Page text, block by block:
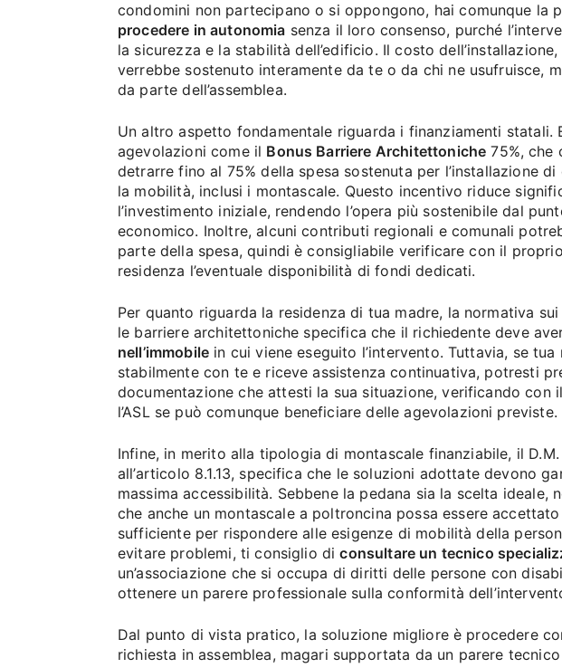
condomini non partecipano o si oppongono, hai comunque la
procedere in autonomia senza il loro consenso, purché
la sicurezza e la stabilità dell’edificio. Il costo
verrebbe sostenuto interamente da te o da chi ne usufruisce,
da parte dell’assemblea.
Un altro aspetto fondamentale riguarda i finanziamenti statali.
agevolazioni come il Bonus Barriere Architettoniche 75%, che
detrarre fino al 75% della spesa sostenuta per l’installazione
la mobilità, inclusi i montascale. Questo incentivo riduce
l’investimento iniziale, rendendo l’opera più sostenibile dal
economico. Inoltre, alcuni contributi regionali e comunali
parte della spesa, quindi è consigliabile verificare con il
residenza l’eventuale disponibilità di fondi dedicati.
Per quanto riguarda la residenza di tua madre, la normativa
le barriere architettoniche specifica che il richiedente deve
nell’immobile in cui viene eseguito l’intervento. Tuttavia, se tua
stabilmente con te e riceve assistenza continuativa, potresti
documentazione che attesti la sua situazione, verificando con
l’ASL se può comunque beneficiare delle agevolazioni previste.
Infine, in merito alla tipologia di montascale finanziabile, il
all’articolo 8.1.13, specifica che le soluzioni adottate devono
massima accessibilità. Sebbene la pedana sia la scelta ideale,
che anche un montascale a poltroncina possa essere
sufficiente per rispondere alle esigenze di mobilità della
evitare problemi, ti consiglio diconsultare un tecnico
un’associazione che si occupa di diritti delle persone con
ottenere un parere professionale sulla conformità
Dal punto di vista pratico, la soluzione migliore è procedere
richiesta in assemblea, magari supportata da un parere